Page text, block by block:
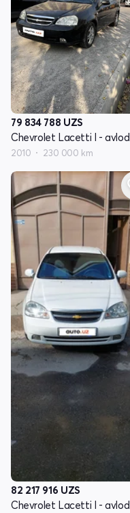
79 834 788 UZS
Chevrolet Lacetti I - avlod
2010 230 000 km
82 217 916 UZS
Chevrolet Lacetti I - avlod